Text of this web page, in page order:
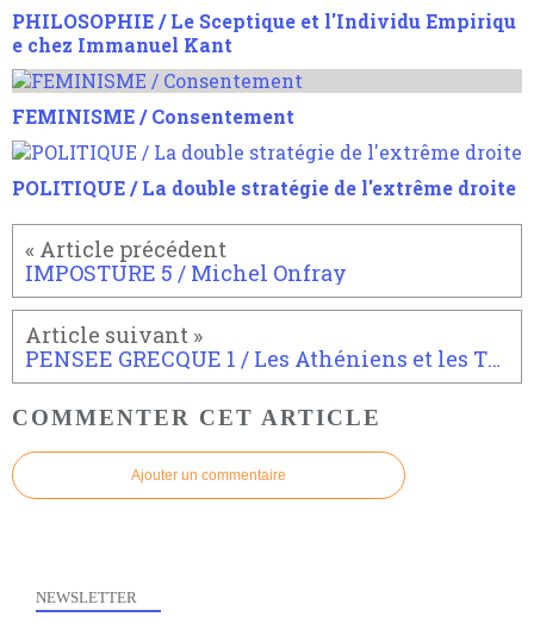
PHILOSOPHIE / Le Sceptique et l'Individu Empiriqu
e chez Immanuel Kant
FEMINISME / Consentement
POLITIQUE / La double stratégie de l'extrême droite
IMPOSTURE 5 / Michel Onfray
PENSEE GRECQUE 1 / Les Athéniens et les Thébains
COMMENTER CET ARTICLE
Ajouter un commentaire
NEWSLETTER